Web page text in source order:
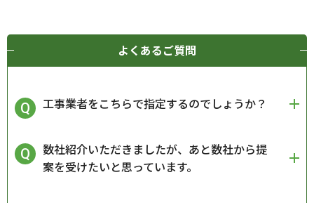
よくあるご質問
工事業者をこちらで指定するのでしょうか？
数社紹介いただきましたが、あと数社から提
案を受けたいと思っています。